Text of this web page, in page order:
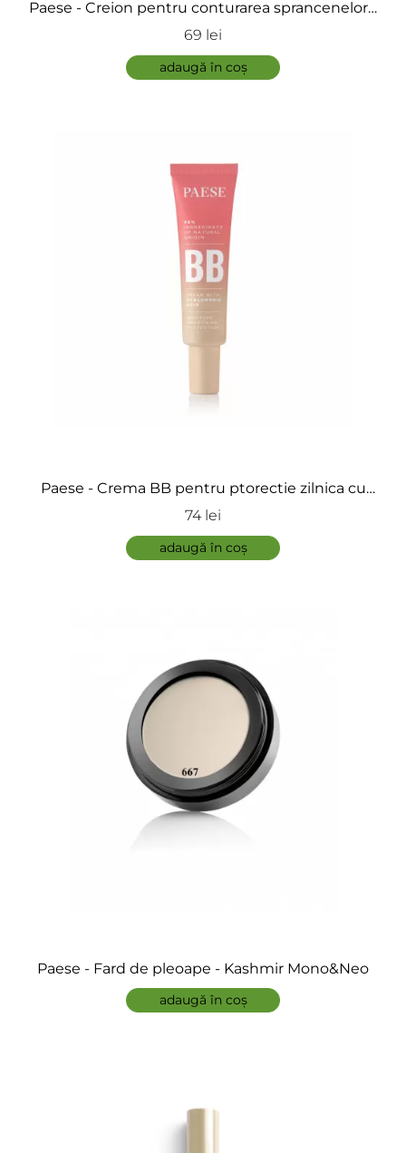
Paese - Creion pentru conturarea sprancenelor -
Powder Brow Pencil
69 lei
adaugă în coș
Paese - Crema BB pentru ptorectie zilnica cu
Acid Hialuronic - BB Cream
74 lei
adaugă în coș
Paese - Fard de pleoape - Kashmir Mono&Neo
adaugă în coș